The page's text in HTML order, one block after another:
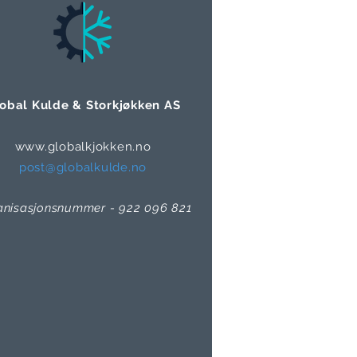
Kulde & Storkjøkken AS
www.globalkjokken.no
post@globalkulde.no
- 922 096 821